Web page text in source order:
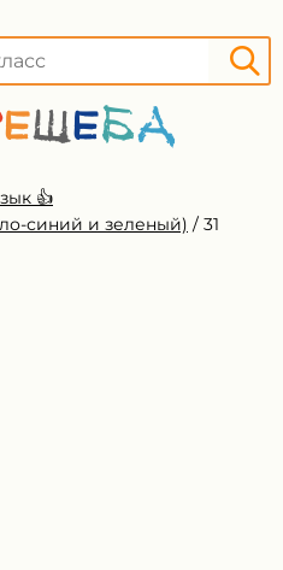
👍
синий и зеленый) / 31